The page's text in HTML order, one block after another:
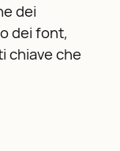
dei
dei font,
chiave che